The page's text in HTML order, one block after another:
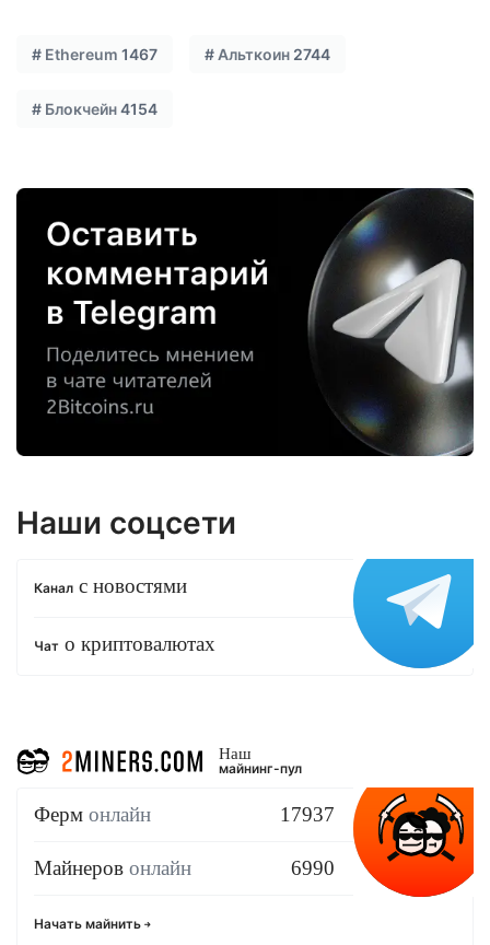
# Ethereum 1467 # Альткоин 2744
# Блокчейн4154
Наши соцсети
Канал с новостями
Чат о криптовалютах
Наш
майнинг-пул
Ферм онлайн 17937
Майнеров онлайн 6990
Начать майнить